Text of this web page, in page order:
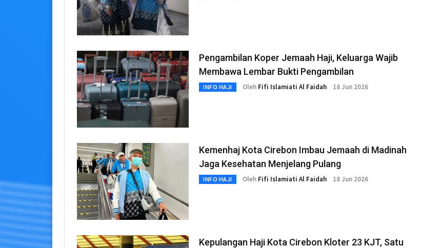
Pengambilan Koper Jemaah Haji, Keluarga Wajib
Membawa Lembar Bukti Pengambilan
INFO HAJI Oleh Fifi Islamiati Al Faidah 18 Jun 2026
Kemenhaj Kota Cirebon Imbau Jemaah di Madinah
Jaga Kesehatan Menjelang Pulang
INFO HAJI Oleh Fifi Islamiati Al Faidah 18 Jun 2026
Kepulangan Haji Kota Cirebon Kloter 23 KJT, Satu